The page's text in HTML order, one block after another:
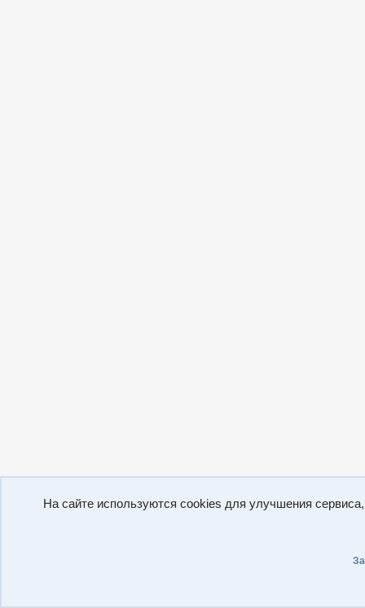
На сайте используются cookies для улучшения